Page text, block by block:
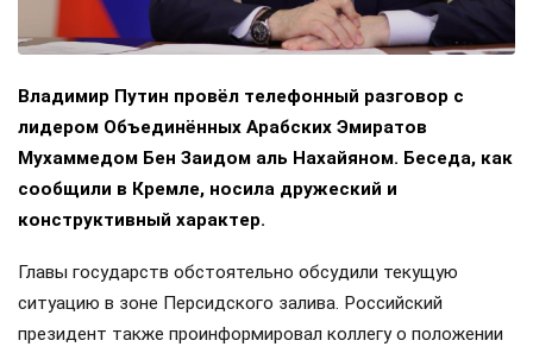
Владимир Путин провёл телефонный разговор с
лидером Объединённых Арабских Эмиратов
Мухаммедом Бен Заидом аль Нахайяном. Беседа, как
сообщили в Кремле, носила дружеский и
конструктивный характер.
Главы государств обстоятельно обсудили текущую
ситуацию в зоне Персидского залива. Российский
президент также проинформировал коллегу о положении